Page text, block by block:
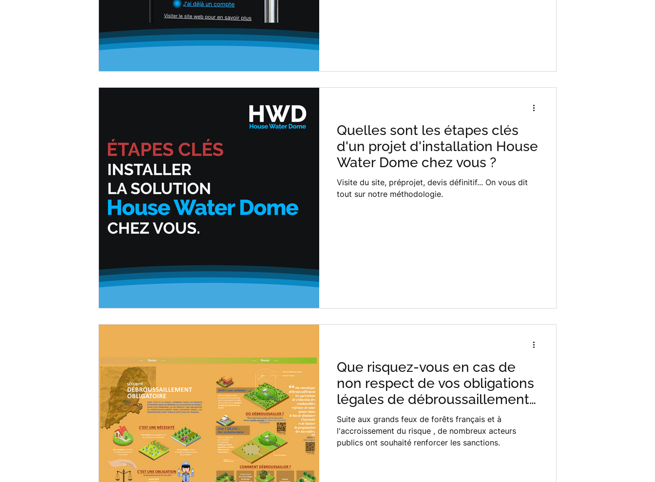
Quelles sont les étapes clés
d'un projet d'installation House
Water Dome chez vous ?
Visite du site, préprojet, devis définitif... On vous dit
tout sur notre méthodologie.
Que risquez-vous en cas de
non respect de vos obligations
légales de débroussaillement
?
Suite aux grands feux de forêts français et à
l'accroissement du risque , de nombreux acteurs
publics ont souhaité renforcer les sanctions.